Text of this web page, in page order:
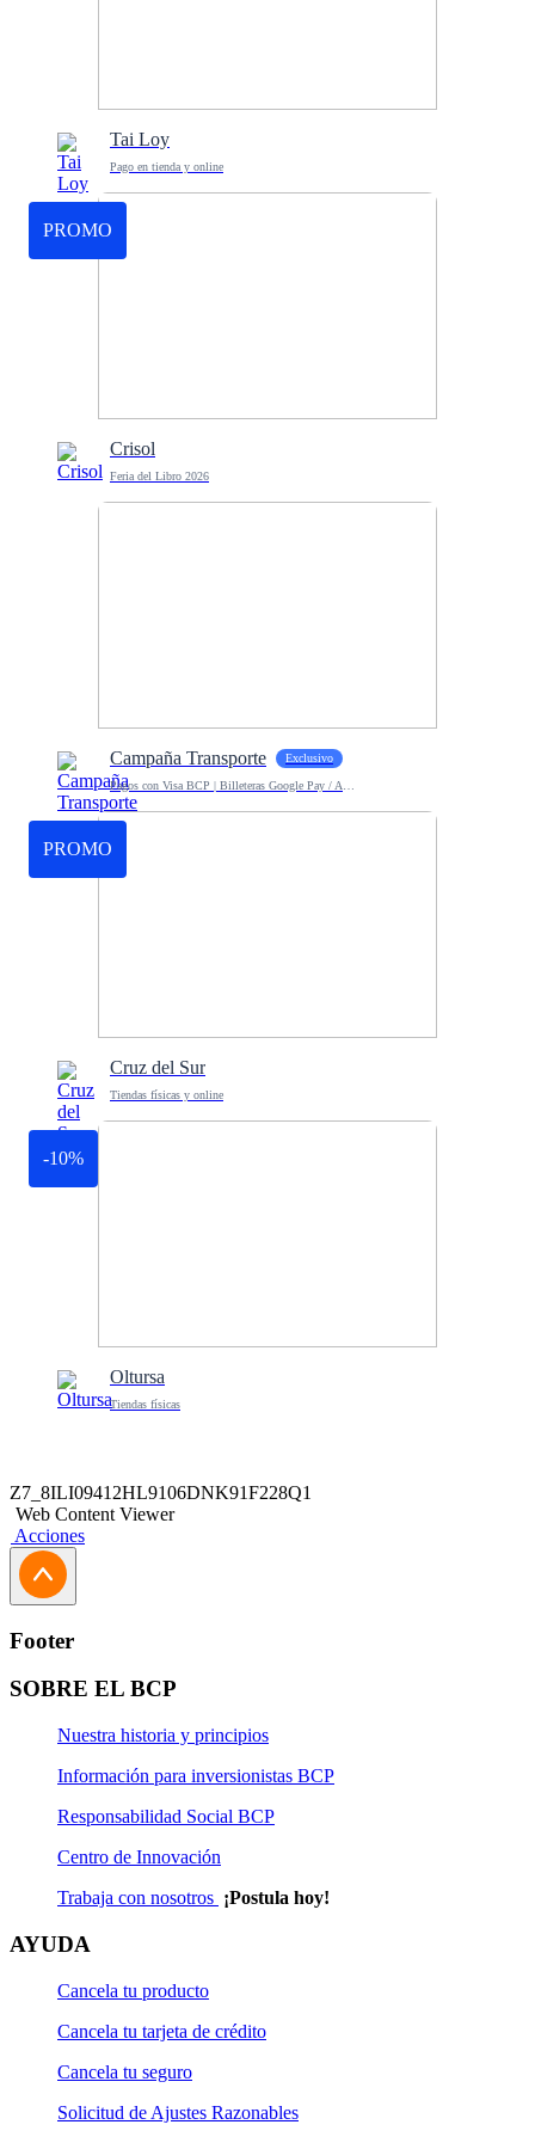
Tai Loy
Pago en tienda y online
PROMO
Crisol
Feria del Libro 2026
Campaña Transporte Exclusivo
PROMO
Cruz del Sur
Tiendas físicas y online
-10%
Oltursa
Tiendas físicas
Z7_8ILI09412HL9106DNK91F228Q1
Web Content Viewer
Acciones
Footer
SOBRE EL BCP
Nuestra historia y principios
Información para inversionistas BCP
Responsabilidad Social BCP
Centro de Innovación
Trabaja con nosotros ¡Postula hoy!
AYUDA
Cancela tu producto
Cancela tu tarjeta de crédito
Cancela tu seguro
Solicitud de Ajustes Razonables